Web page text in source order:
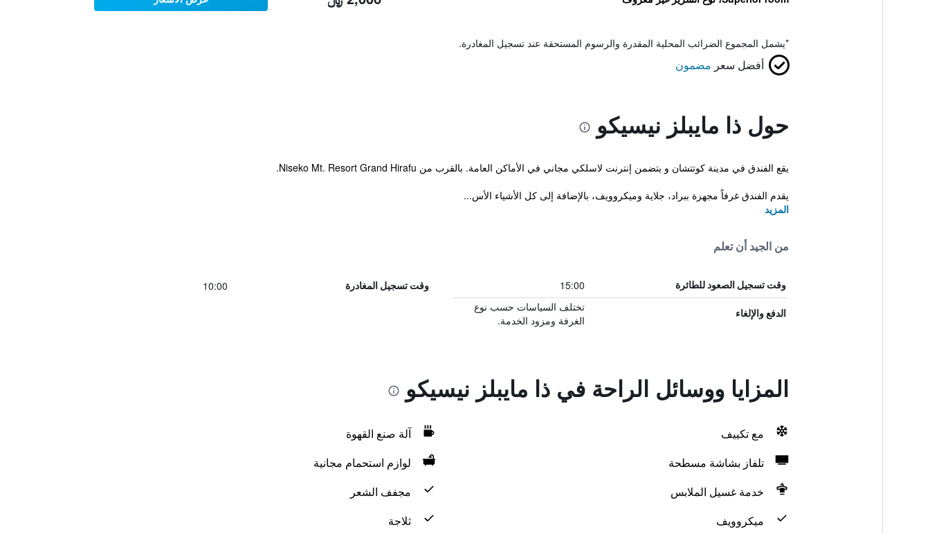
*يشمل المجموع الضرائب المحلية المقدرة والرسوم المستحقة عند تسجيل المغادرة.
أفضل سعر مضمون
حول ذا مايبلز نيسيكو
يقع الفندق في مدينة كوتتشان و يتضمن إنترنت لاسلكي مجاني في الأماكن العامة. بالقرب من Niseko Mt. Resort Grand Hirafu.
يقدم الفندق غرفاً مجهزة ببراد، جلاية وميكروويف، بالإضافة إلى كل الأشياء الأس...
المزيد
من الجيد أن تعلم
وقت تسجيل الصعود للطائرة 15:00 وقت تسجيل المغادرة 10:00
الدفع والإلغاء
تختلف السياسات حسب نوع
الغرفة ومزود الخدمة.
المزايا ووسائل الراحة في ذا مايبلز نيسيكو
مع تكييف
آلة صنع القهوة
تلفاز بشاشة مسطحة
لوازم استحمام مجانية
خدمة غسيل الملابس
مجفف الشعر
ميكروويف
ثلاجة